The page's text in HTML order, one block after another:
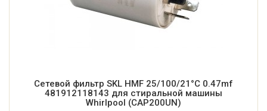
Сетевой фильтр SKL HMF 25/100/21°C 0.47mf
481912118143 для стиральной машины
Whirlpool (CAP200UN)